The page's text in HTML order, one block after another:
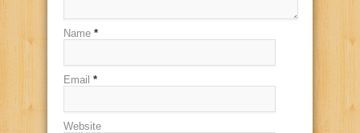
Name *
Email *
Website